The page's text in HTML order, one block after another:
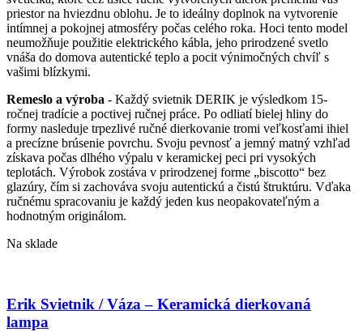
priestor na hviezdnu oblohu. Je to ideálny doplnok na vytvorenie
intímnej a pokojnej atmosféry počas celého roka. Hoci tento model
neumožňuje použitie elektrického kábla, jeho prirodzené svetlo
vnáša do domova autentické teplo a pocit výnimočných chvíľ s
vašimi blízkymi.
Remeslo a výroba - Každý svietnik DERIK je výsledkom 15-
ročnej tradície a poctivej ručnej práce. Po odliatí bielej hliny do
formy nasleduje trpezlivé ručné dierkovanie tromi veľkosťami ihiel
a precízne brúsenie povrchu. Svoju pevnosť a jemný matný vzhľad
získava počas dlhého výpalu v keramickej peci pri vysokých
teplotách. Výrobok zostáva v prirodzenej forme „biscotto“ bez
glazúry, čím si zachováva svoju autentickú a čistú štruktúru. Vďaka
ručnému spracovaniu je každý jeden kus neopakovateľným a
hodnotným originálom.
Na sklade
Erik Svietnik / Váza – Keramická dierkovaná
lampa